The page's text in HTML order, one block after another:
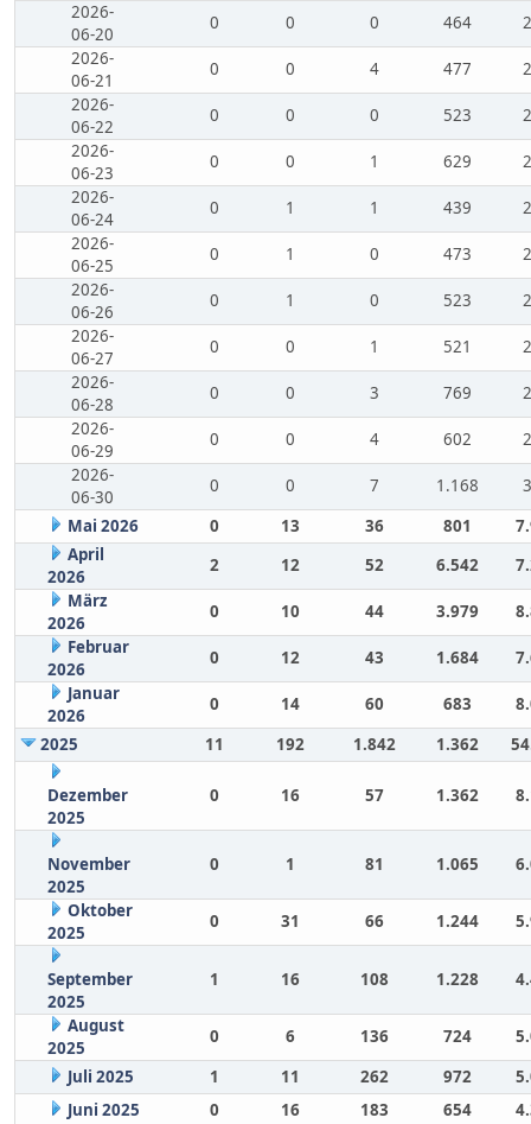
2026-
06-20
0 0 0 464
2026-
06-21
0 0 4 477
2026-
06-22
0 0 0 523
2026-
06-23
0 0 1 629
2026-
06-24
0 1 1 439
2026-
06-25
0 1 0 473
2026-
06-26
0 1 0 523
2026-
06-27
0 0 1 521
2026-
06-28
0 0 3 769
2026-
06-29
0 0 4 602
2026-
06-30
0 0 7 1.168
Mai 2026
0 13 36 801
April
2026
2 12 52 6.542
März
2026
0 10 44 3.979
Februar
2026
0 12 43 1.684
Januar
2026
0 14 60 683
2025
11 192 1.842 1.362
Dezember
2025
0 16 57 1.362
November
2025
0 1 81 1.065
Oktober
2025
0 31 66 1.244
September
2025
1 16 108 1.228
August
2025
0 6 136 724
Juli 2025
1 11 262 972
Juni 2025
0 16 183 654